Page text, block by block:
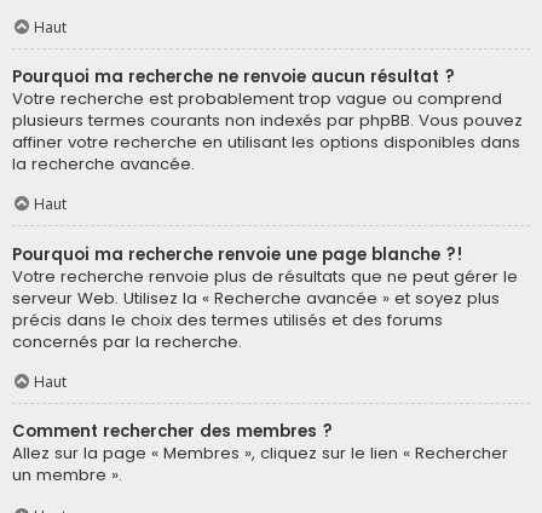
Haut
Pourquoi ma recherche ne renvoie aucun résultat ?
Votre recherche est probablement trop vague ou comprend
plusieurs termes courants non indexés par phpBB. Vous pouvez
affiner votre recherche en utilisant les options disponibles dans
la recherche avancée.
Haut
Pourquoi ma recherche renvoie une page blanche ?!
Votre recherche renvoie plus de résultats que ne peut gérer le
serveur Web. Utilisez la « Recherche avancée » et soyez plus
précis dans le choix des termes utilisés et des forums
concernés par la recherche.
Haut
Comment rechercher des membres ?
Allez sur la page « Membres », cliquez sur le lien « Rechercher
un membre ».